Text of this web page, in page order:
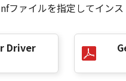
by clicking the
with any terms
then promptly destroy
ァイルを指定してインス
Driver